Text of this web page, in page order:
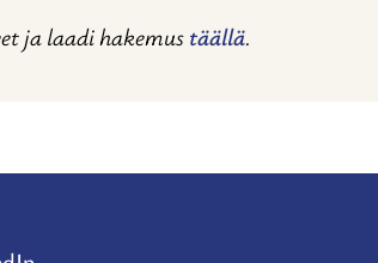
ja laadi hakemustäällä.